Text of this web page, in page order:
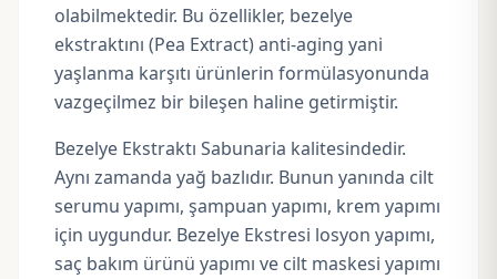
olabilmektedir. Bu özellikler, bezelye
ekstraktını (Pea Extract) anti-aging yani
yaşlanma karşıtı ürünlerin formülasyonunda
vazgeçilmez bir bileşen haline getirmiştir.
Bezelye Ekstraktı Sabunaria kalitesindedir.
Aynı zamanda yağ bazlıdır. Bunun yanında cilt
serumu yapımı, şampuan yapımı, krem yapımı
için uygundur. Bezelye Ekstresi losyon yapımı,
saç bakım ürünü yapımı ve cilt maskesi yapımı